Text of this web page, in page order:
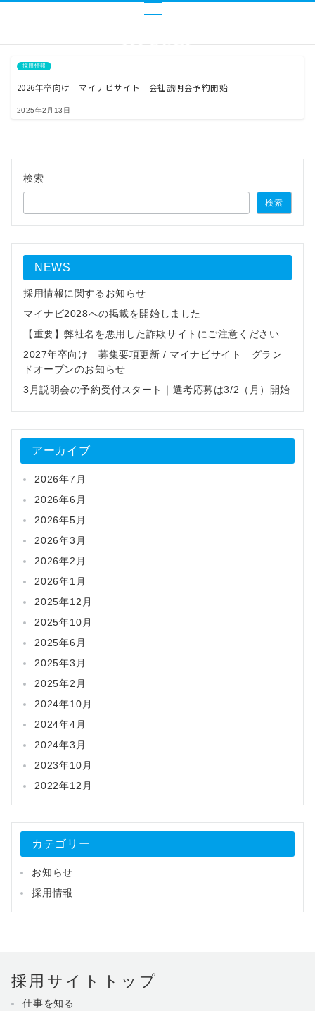
採用情報
2026年卒向け マイナビサイト 会社説明会予約開始
2025年2月13日
検索
検索
NEWS
採用情報に関するお知らせ
マイナビ2028への掲載を開始しました
【重要】弊社名を悪用した詐欺サイトにご注意ください
2027年卒向け 募集要項更新 / マイナビサイト グラン
ドオープンのお知らせ
3月説明会の予約受付スタート｜選考応募は3/2（月）開始
アーカイブ
2026年7月
2026年6月
2026年5月
2026年3月
2026年2月
2026年1月
2025年12月
2025年10月
2025年6月
2025年3月
2025年2月
2024年10月
2024年4月
2024年3月
2023年10月
2022年12月
カテゴリー
お知らせ
採用情報
採用サイトトップ
仕事を知る